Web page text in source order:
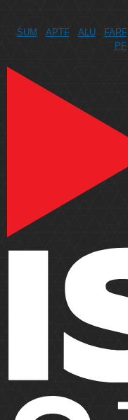
SUM APTF ALU FARF
PF